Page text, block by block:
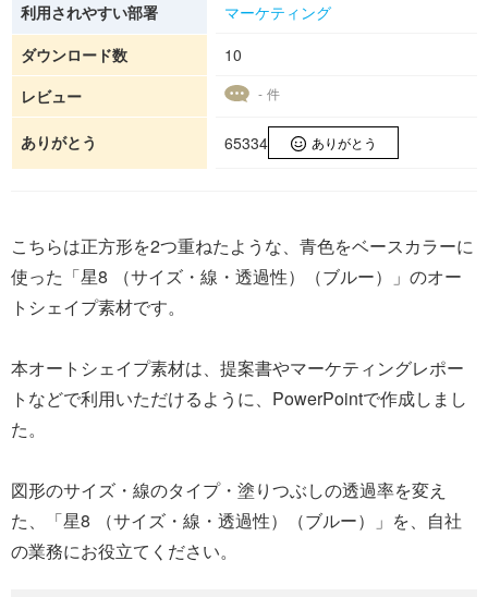
利用されやすい部署
マーケティング
ダウンロード数
10
レビュー
- 件
ありがとう 65334 ありがとう
こちらは正方形を2つ重ねたような、青色をベースカラーに
使った「星8 （サイズ・線・透過性）（ブルー）」のオー
トシェイプ素材です。
本オートシェイプ素材は、提案書やマーケティングレポー
トなどで利用いただけるように、PowerPointで作成しまし
た。
図形のサイズ・線のタイプ・塗りつぶしの透過率を変え
た、「星8 （サイズ・線・透過性）（ブルー）」を、自社
の業務にお役立てください。